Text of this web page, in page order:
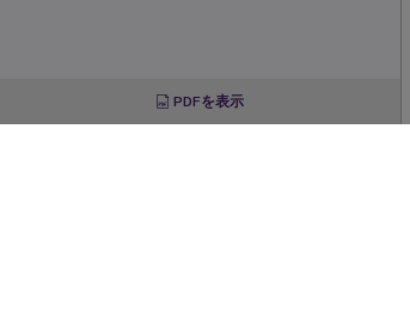
PDFを表示